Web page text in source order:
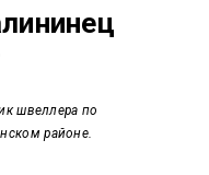
швеллера по
районе.